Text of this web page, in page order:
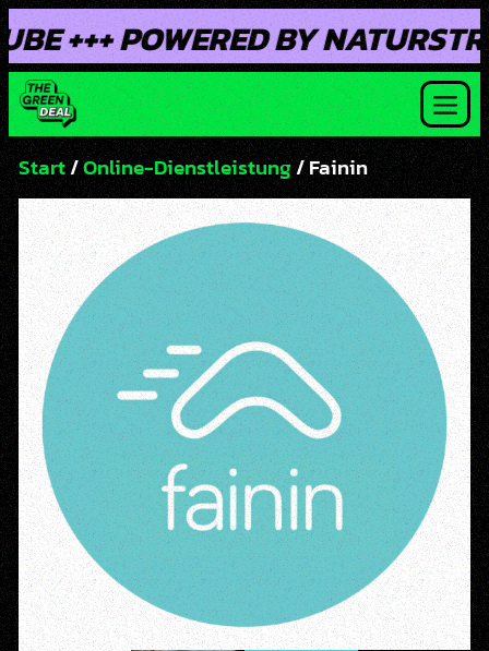
Skip
to
content
BY NATURSTROM
Start/Online-Dienstleistung/ Fainin